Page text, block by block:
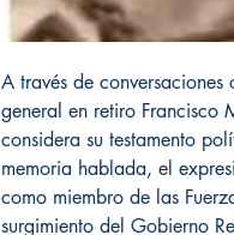
A través de
general en retiro Francisco
considera su testamento
memoria hablada, el
como miembro de las
surgimiento del Gobierno